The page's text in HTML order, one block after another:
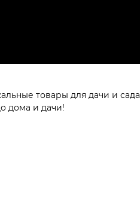
товары для дачи и
дома и дачи!